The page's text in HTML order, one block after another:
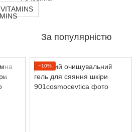
VITAMINS
За популярністю
−10%